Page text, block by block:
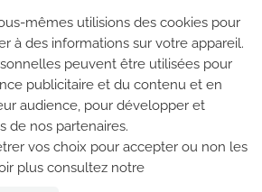
mêmes utilisions des cookies pour
à des informations sur votre appareil.
peuvent être utilisées pour
publicitaire et du contenu et en
audience, pour développer et
de nos partenaires.
vos choix pour accepter ou non les
plus consultez notre